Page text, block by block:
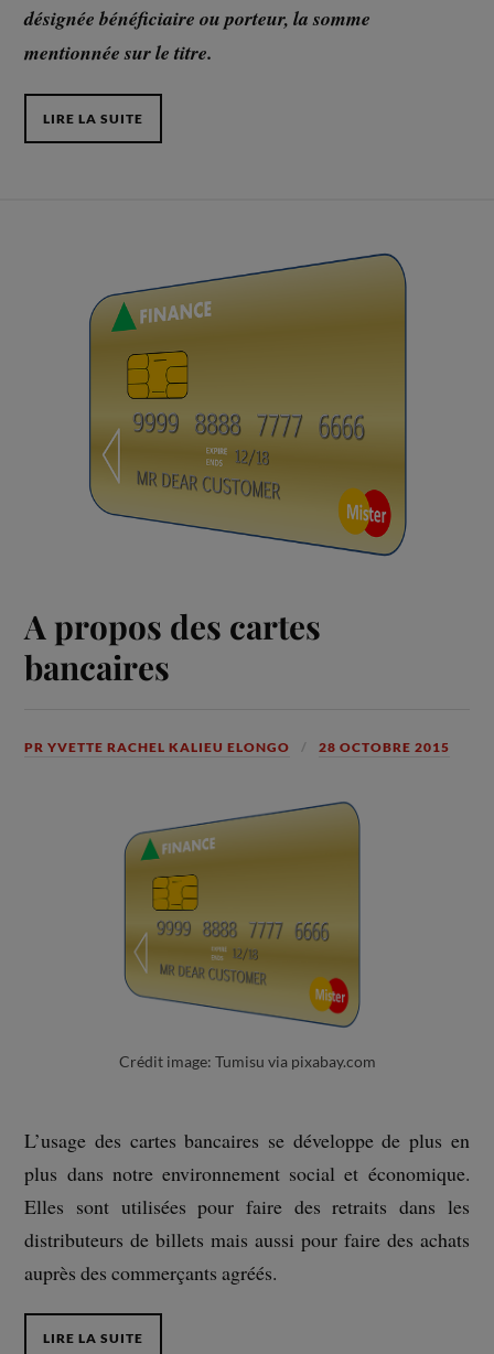
désignée bénéficiaire ou porteur, la somme
mentionnée sur le titre.
LIRE LA SUITE
A propos des cartes
bancaires
PR YVETTE RACHEL KALIEU ELONGO 28 OCTOBRE 2015
Crédit image: Tumisu via pixabay.com
L’usage des cartes bancaires se développe de plus en
plus dans notre environnement social et économique.
Elles sont utilisées pour faire des retraits dans les
distributeurs de billets mais aussi pour faire des achats
auprès des commerçants agréés.
LIRE LA SUITE